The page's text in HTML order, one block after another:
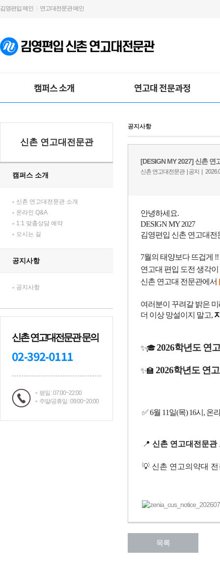
김영편입 메인 연고대전문관 메인
캠퍼스 소개 연고대 전문과정
신촌 연고대전문관
캠퍼스 소개
신촌 연고대전문관 소개
온라인 Q&A
1:1 맞춤상담 예약
오시는 길
공지사항
공지사항
신촌 연고대전문관 문의
02-392-0111
평일 : 07:00~22:00
주말/공휴일 : 09:00~20:00
공지사항